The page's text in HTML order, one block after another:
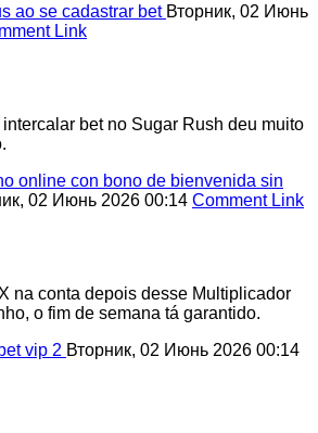
ao se cadastrar bet Вторник, 02 Июнь
Link
bet no Sugar Rush deu muito
online con bono de bienvenida sin
02 Июнь 2026 00:14 Comment Link
na conta depois desse Multiplicador
o fim de semana tá garantido.
vip 2 Вторник, 02 Июнь 2026 00:14